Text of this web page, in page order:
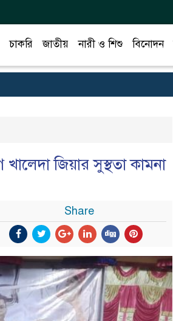
চাকরি জাতীয় নারী ও শিশু বিনোদন
জিয়ার সুস্থতা কামনা
Share